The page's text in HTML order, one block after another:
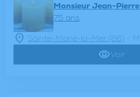
Monsieur Jean-
75 ans
Sainte-Marie-la-Mer (66) -
Voir